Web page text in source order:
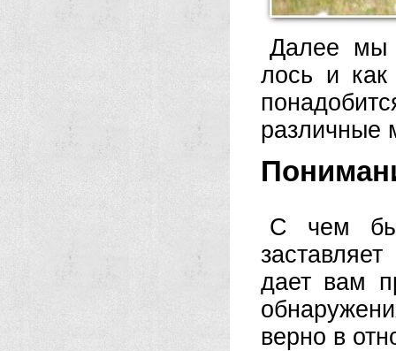
Далее мы
лось и как
различные
С чем бы
дает вам
верно в